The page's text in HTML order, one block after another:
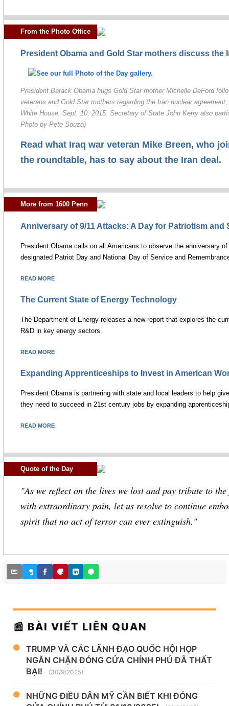
From the Photo Office
President Obama and Gold Star mothers discuss the
President Barack Obama hugs Gold Star mother Michelle DeFord
veterans and Gold Star mothers regarding the Iran nuclear
White House, Sept. 10, 2015. Secretary of State John Kerry also
Photo by Pete Souza)
Read what Iraq war veteran Mike Breen, who
the roundtable, has to say about the Iran deal.
More from 1600 Penn
Anniversary of 9/11 Attacks: A Day for Patriotism and
President Obama calls on all Americans to observe the anniversary
designated Patriot Day and National Day of Service and
READ MORE
The Current State of Energy Technology
The Department of Energy releases a new report that explores the
R&D in key energy sectors.
READ MORE
Expanding Apprenticeships to Invest in American
President Obama is partnering with state and local leaders to help
they need to succeed in 21st century jobs by expanding
READ MORE
Quote of the Day
"As we reflect on the lives we lost and pay tribute to
with extraordinary pain, let us resolve to continue
spirit that no act of terror can ever extinguish."
📰 BÀI VIẾT LIÊN QUAN
TRUMP VÀ CÁC LÃNH ĐẠO QUỐC HỘI HỌP
NGĂN CHẶN ĐÓNG CỬA CHÍNH PHỦ ĐÃ THẤT
BẠI!
(30/9/2025)
NHỮNG ĐIỀU DÂN MỸ CẦN BIẾT KHI ĐÓNG